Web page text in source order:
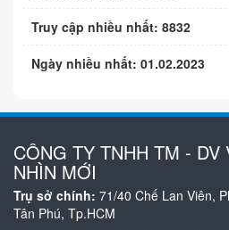
Truy cập nhiều nhất: 8832
Ngày nhiều nhất: 01.02.2023
CÔNG TY TNHH TM - DV
NHÌN MỚI
Trụ sở chính: 71/40 Chế Lan Viên,
Tân Phú, Tp.HCM